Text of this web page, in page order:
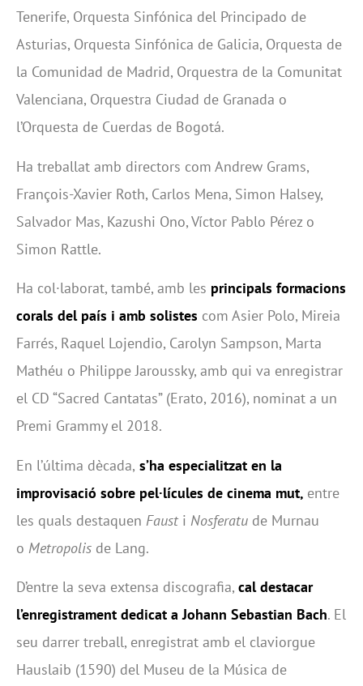
Tenerife, Orquesta Sinfónica del Principado de
Asturias, Orquesta Sinfónica de Galicia, Orquesta de
la Comunidad de Madrid, Orquestra de la Comunitat
Valenciana, Orquestra Ciudad de Granada o
l’Orquesta de Cuerdas de Bogotá.
Ha treballat amb directors com Andrew Grams,
François-Xavier Roth, Carlos Mena, Simon Halsey,
Salvador Mas, Kazushi Ono, Víctor Pablo Pérez o
Simon Rattle.
Ha col·laborat, també, amb les principals formacions
corals del país i amb solistes com Asier Polo, Mireia
Farrés, Raquel Lojendio, Carolyn Sampson, Marta
Mathéu o Philippe Jaroussky, amb qui va enregistrar
el CD “Sacred Cantatas” (Erato, 2016), nominat a un
Premi Grammy el 2018.
En l’última dècada, s’ha especialitzat en la
improvisació sobre pel·lícules de cinema mut, entre
les quals destaquen Fausti Nosferatu de Murnau
o Metropolis de Lang.
D’entre la seva extensa discografia, cal destacar
l’enregistrament dedicat a Johann Sebastian Bach. El
seu darrer treball, enregistrat amb el claviorgue
Hauslaib (1590) del Museu de la Música de